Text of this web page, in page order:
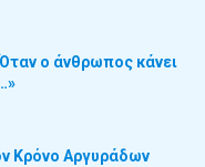
ο άνθρωπος κάνει
Κρόνο Αργυράδων